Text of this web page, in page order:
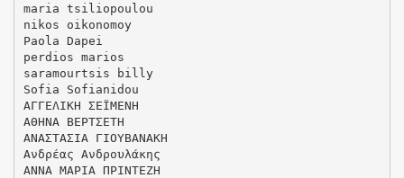
maria tsiliopoulou
nikos oikonomoy
Paola Dapei
perdios marios
saramourtsis billy
Sofia Sofianidou
ΑΓΓΕΛΙΚΗ ΣΕΪΜΕΝΗ
ΑΘΗΝΑ ΒΕΡΤΣΕΤΗ
ΑΝΑΣΤΑΣΙΑ ΓΙΟΥΒΑΝΑΚΗ
Ανδρέας Ανδρουλάκης
ΑΝΝΑ ΜΑΡΙΑ ΠΡΙΝΤΕΖΗ